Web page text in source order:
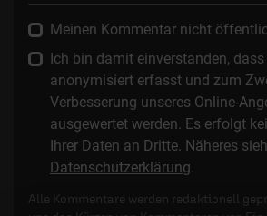
Meinen Kommentar nicht
Ich bin damit einverstanden,
anonymisiert erfasst und zum
Verbesserung unseres Online-
ausgewertet werden. Es erfolgt
Ihrer Daten an Dritte. Näheres
Datenschutzerklärung.
Alle Kommentare werden redaktionell